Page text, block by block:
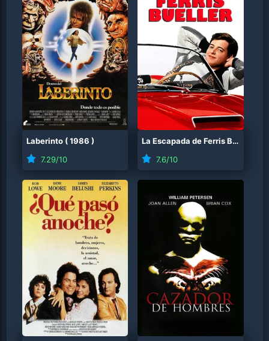
Laberinto (1986 )
7.29/10
La Escapada de Ferris Bueller
7.6/10